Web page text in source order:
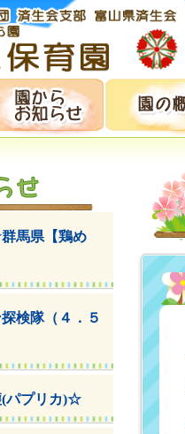
馬県【鶏め
検隊（４．５
パプリカ)☆